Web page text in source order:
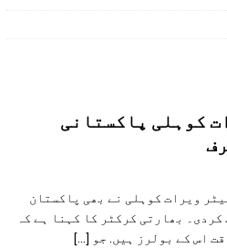
کوہلی پاکستانی
ویرات کوہلی نے بھی پاکستان
بھارتی کرکٹر کا کہنا ہے کہ
اس کے بولرز ہیں. جو […]